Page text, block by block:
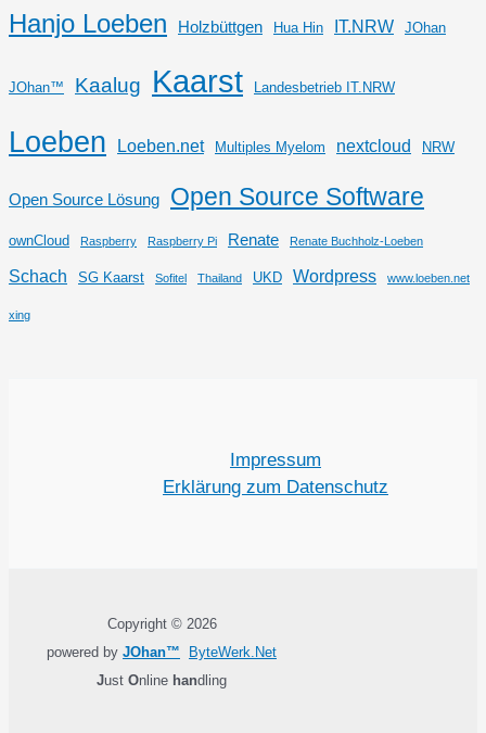
Hanjo Loeben Holzbüttgen Hua Hin IT.NRW JOhan
JOhan™ Kaalug Kaarst Landesbetrieb IT.NRW
Loeben Loeben.net Multiples Myelom nextcloud NRW
Open Source Lösung Open Source Software
ownCloud Raspberry Raspberry Pi Renate Renate Buchholz-Loeben
Schach SG Kaarst Sofitel Thailand UKD Wordpress www.loeben.net
xing
Impressum
Erklärung zum Datenschutz
Copyright © 2026
powered by JOhan™
ByteWerk.Net
Just Online handling